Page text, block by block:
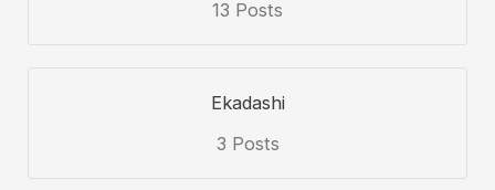
13 Posts
Ekadashi
3 Posts